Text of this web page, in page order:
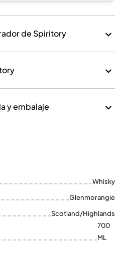
de Spiritory
y embalaje
Whisky
Glenmorangie
Scotland/Highlands
700
ML